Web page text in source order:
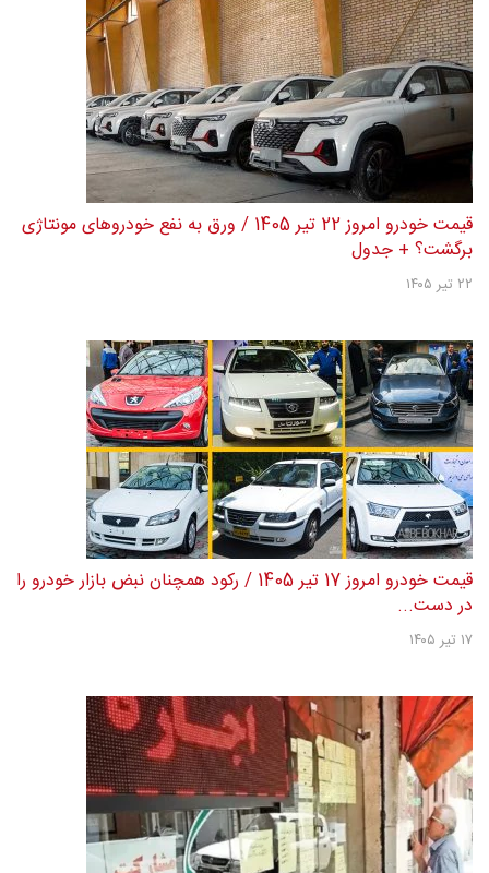
قیمت خودرو امروز 22 تیر 1405 / ورق به نفع خودروهای مونتاژی
برگشت؟ + جدول
۲۲ تیر ۱۴۰۵
قیمت خودرو امروز 17 تیر 1405 / رکود همچنان نبض بازار خودرو را
در دست...
۱۷ تیر ۱۴۰۵